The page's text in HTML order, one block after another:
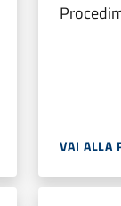
VAI ALLA